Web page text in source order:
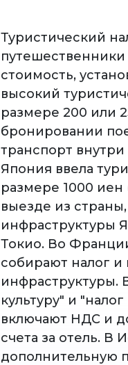
Туристический
путешественники
стоимость,
высокий
размере 200 или
бронировании
транспорт
Япония ввела
размере 1000 иен
выезде из
инфраструктуры
Токио. Во
собирают налог и
инфраструктуры.
культуру" и
включают НДС и
счета за отель.
дополнительную